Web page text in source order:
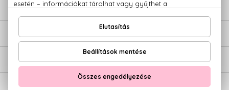
ÉRTÉKELÉSEK (0)
SZÁLLÍTÁS